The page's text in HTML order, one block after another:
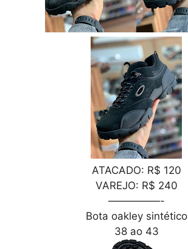
ATACADO: R$ 120
VAREJO: R$ 240
—————-
Bota oakley sintético
38 ao 43